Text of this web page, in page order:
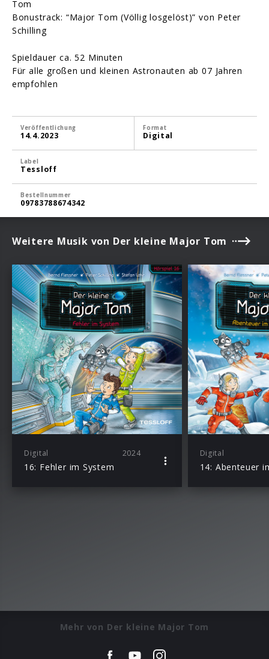
Tom
Bonustrack: “Major Tom (Völlig losgelöst)” von Peter
Schilling
Spieldauer ca. 52 Minuten
Für alle großen und kleinen Astronauten ab 07 Jahren
empfohlen
Veröffentlichung
14.4.2023
Format
Digital
Label
Tessloff
Bestellnummer
09783788674342
Weitere Musik von Der kleine Major Tom
Digital 2024
16: Fehler im System
Digital
Mehr von Der kleine Major Tom